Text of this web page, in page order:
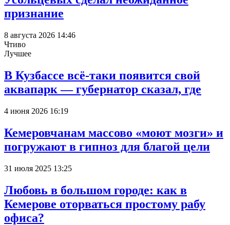
признание
8 августа 2026 14:46
Чтиво
Лучшее
В Кузбассе всё-таки появится свой
аквапарк — губернатор сказал, где
4 июня 2026 16:19
Кемеровчанам массово «моют мозги» и
погружают в гипноз для благой цели
31 июля 2025 13:25
Любовь в большом городе: как в
Кемерове оторваться простому рабу
офиса?